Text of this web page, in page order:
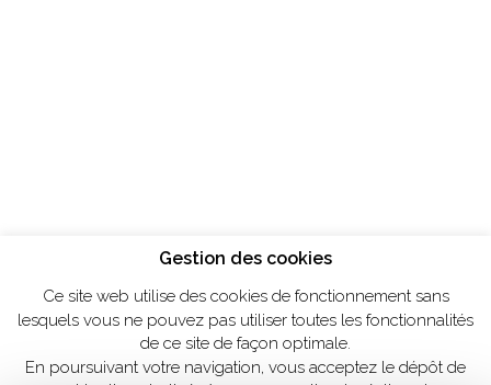
Gestion des cookies
Ce site web utilise des cookies de fonctionnement sans
lesquels vous ne pouvez pas utiliser toutes les fonctionnalités
de ce site de façon optimale.
En poursuivant votre navigation, vous acceptez le dépôt de